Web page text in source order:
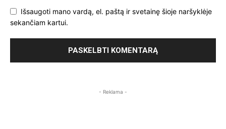
Išsaugoti mano vardą, el. paštą ir svetainę šioje naršyklėje
sekančiam kartui.
- Reklama -